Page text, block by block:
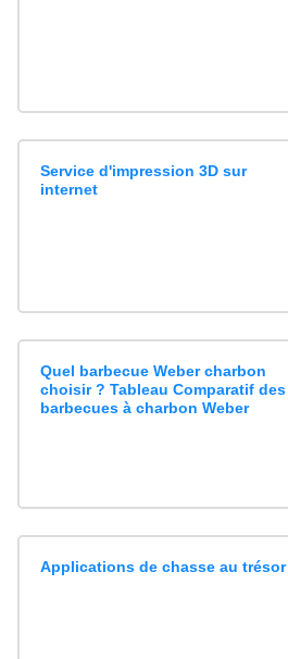
Service d'impression 3D sur
internet
Quel barbecue Weber charbon
choisir ? Tableau Comparatif des
barbecues à charbon Weber
Applications de chasse au trésor